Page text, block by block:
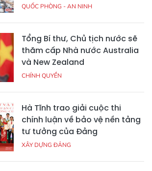
QUỐC PHÒNG - AN NINH
Tổng Bí thư, Chủ tịch nước sẽ
thăm cấp Nhà nước Australia
và New Zealand
CHÍNH QUYỀN
Hà Tĩnh trao giải cuộc thi
chính luận về bảo vệ nền tảng
tư tưởng của Đảng
XÂY DỰNG ĐẢNG